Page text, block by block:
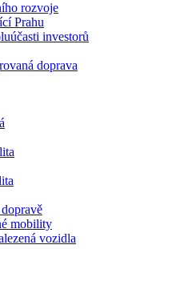
rozvoje
Prahu
investorů
doprava
mobility
vozidla